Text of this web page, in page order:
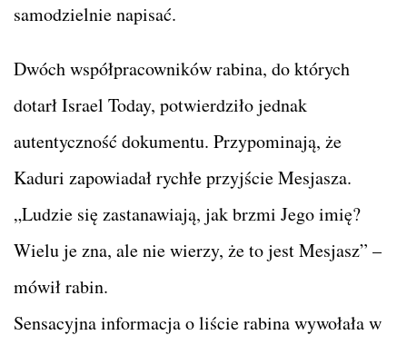
samodzielnie napisać.
Dwóch współpracowników rabina, do których
dotarł Israel Today, potwierdziło jednak
autentyczność dokumentu. Przypominają, że
Kaduri zapowiadał rychłe przyjście Mesjasza.
„Ludzie się zastanawiają, jak brzmi Jego imię?
Wielu je zna, ale nie wierzy, że to jest Mesjasz” –
mówił rabin.
Sensacyjna informacja o liście rabina wywołała w